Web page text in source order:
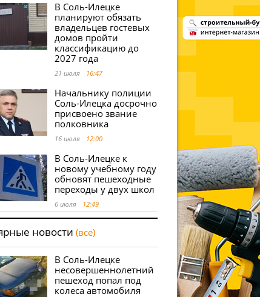
В Соль-Илецке
планируют обязать
владельцев гостевых
домов пройти
классификацию до
2027 года
21 июля 16:47
Начальнику полиции
Соль-Илецка досрочно
присвоено звание
полковника
16 июля 12:00
В Соль-Илецке к
новому учебному году
обновят пешеходные
переходы у двух школ
6 июля 12:49
новости (все)
В Соль-Илецке
несовершеннолетний
пешеход попал под
колеса автомобиля